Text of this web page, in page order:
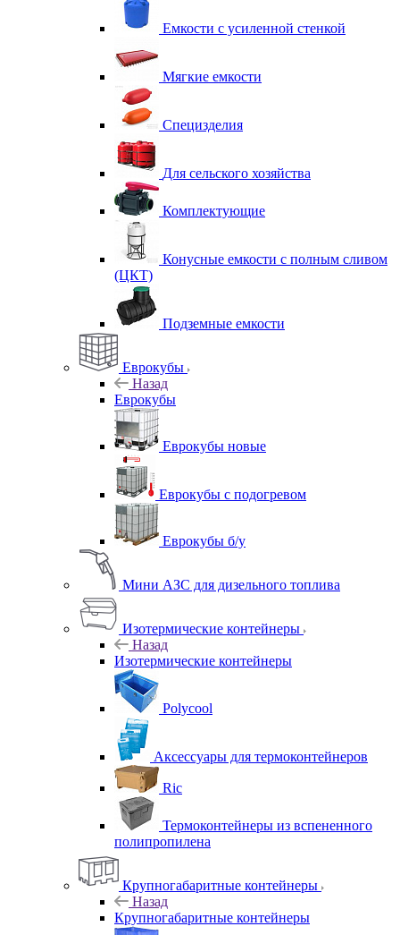
Емкости с усиленной стенкой
Мягкие емкости
Специзделия
Для сельского хозяйства
Комплектующие
Конусные емкости с полным сливом
(ЦКТ)
Подземные емкости
Еврокубы
Назад
Еврокубы
Еврокубы новые
Еврокубы с подогревом
Еврокубы б/у
Мини АЗС для дизельного топлива
Изотермические контейнеры
Назад
Изотермические контейнеры
Polycool
Аксессуары для термоконтейнеров
Ric
Термоконтейнеры из вспененного
полипропилена
Крупногабаритные контейнеры
Назад
Крупногабаритные контейнеры